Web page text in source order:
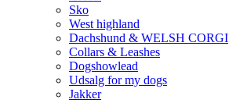
Sko
West highland
Dachshund & WELSH CORGI
Collars & Leashes
Dogshowlead
Udsalg for my dogs
Jakker